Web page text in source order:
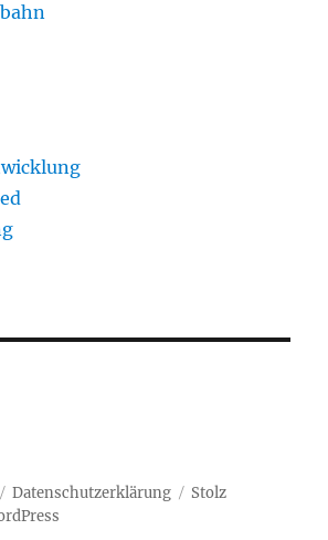
Datenschutzerklärung
Stolz